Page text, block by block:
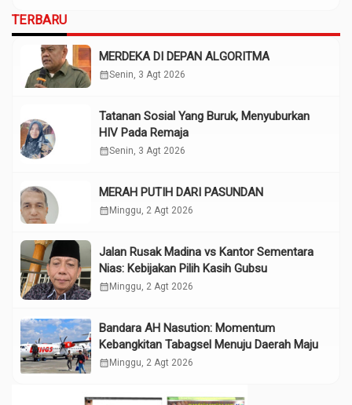
TERBARU
MERDEKA DI DEPAN ALGORITMA
calendar_monthSenin, 3 Agt 2026
Tatanan Sosial Yang Buruk, Menyuburkan
HIV Pada Remaja
calendar_monthSenin, 3 Agt 2026
MERAH PUTIH DARI PASUNDAN
calendar_month Minggu, 2 Agt 2026
Jalan Rusak Madina vs Kantor Sementara
Nias: Kebijakan Pilih Kasih Gubsu
calendar_month Minggu, 2 Agt 2026
Bandara AH Nasution: Momentum
Kebangkitan Tabagsel Menuju Daerah Maju
calendar_month Minggu, 2 Agt 2026